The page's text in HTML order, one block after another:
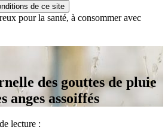
de ce site
pour la santé, à consommer avec
des gouttes de pluie
anges assoiffés
lecture :